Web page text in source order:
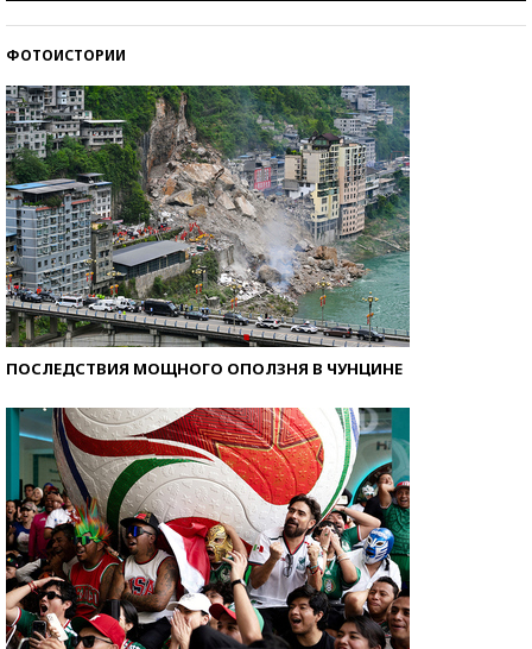
ФОТОИСТОРИИ
ПОСЛЕДСТВИЯ МОЩНОГО ОПОЛЗНЯ В ЧУНЦИНЕ